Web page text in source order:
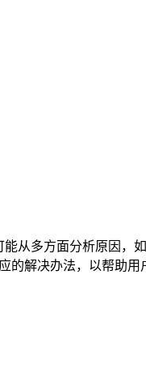
从多方面分析原因，
的解决办法，以帮助用